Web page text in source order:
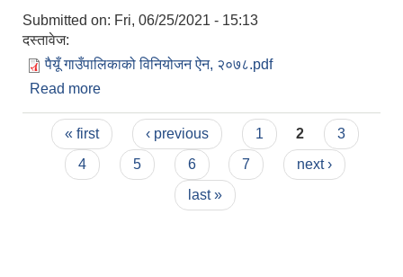
Submitted on: Fri, 06/25/2021 - 15:13
दस्तावेज:
पैयूँ गाउँपालिकाको विनियोजन ऐन, २०७८.pdf
Read more
Pages
« first ‹ previous 1 2
3
4
5 6 7
next ›
last »